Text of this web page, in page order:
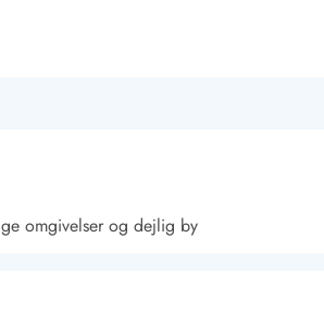
omgivelser og dejlig by